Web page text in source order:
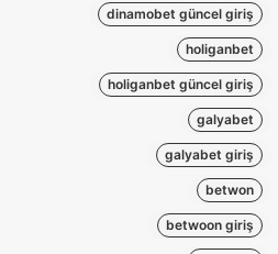
dinamobet güncel giriş
holiganbet
holiganbet güncel giriş
galyabet
galyabet giriş
betwon
betwoon giriş